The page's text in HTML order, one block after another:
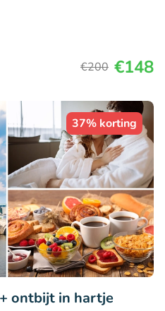
€200 €148
37% korting
ontbijt in hartje